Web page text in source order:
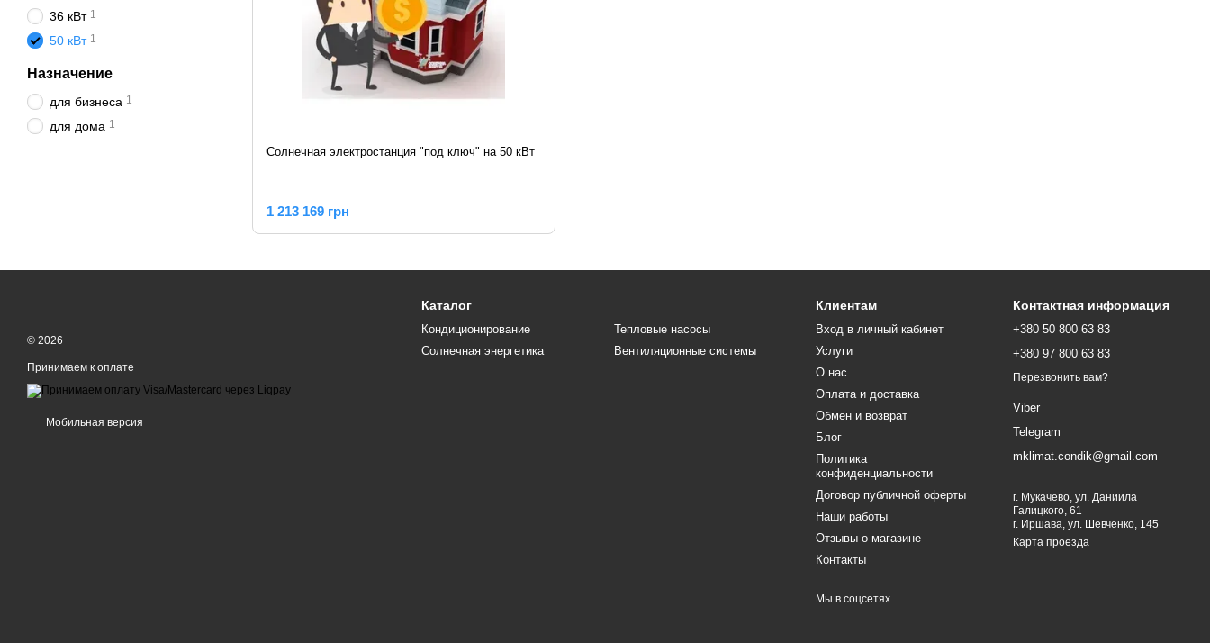
Солнечная электростанция "под ключ" на 50 кВт
1 213 169 грн
36 кВт 1
50 кВт 1
Назначение
для бизнеса 1
для дома 1
© 2026
Принимаем к оплате
Мобильная версия
Каталог
Кондиционирование
Солнечная энергетика
Тепловые насосы
Вентиляционные системы
Клиентам
Вход в личный кабинет
Услуги
О нас
Оплата и доставка
Обмен и возврат
Блог
Политика
конфиденциальности
Договор публичной оферты
Наши работы
Отзывы о магазине
Контакты
Мы в соцсетях
Контактная информация
+380 50 800 63 83
+380 97 800 63 83
Перезвонить вам?
Viber
Telegram
mklimat.condik@gmail.com
г. Мукачево, ул. Даниила
Галицкого, 61
г. Иршава, ул. Шевченко, 145
Карта проезда